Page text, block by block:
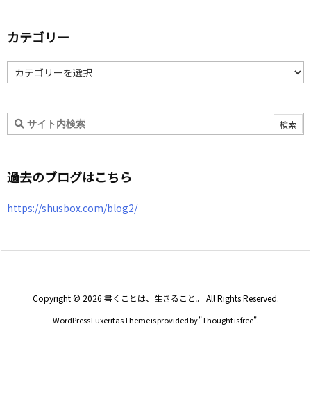
カテゴリー
カ
テ
リ
ー
過去のブログはこちら
https://shusbox.com/blog2/
Copyright © 2026 書くことは、生きること。 All Rights Reserved.
WordPress Luxeritas Theme is provided by "Thought is free".